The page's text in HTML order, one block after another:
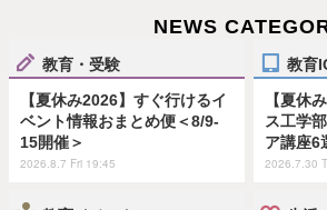
NEWS
教育・受験
【夏休み2026】すぐ行けるイ
ベント情報おまとめ便＜8/9-
15開催＞
2026.8.7 Fri 19:45
教育
【夏休
ス工学
ア講座6
2026.7.30